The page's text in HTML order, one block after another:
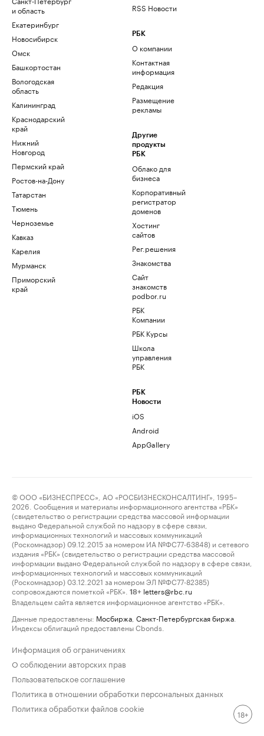
и область
Екатеринбург
Новосибирск
Омск
Башкортостан
Вологодская
область
Калининград
Краснодарский
край
Нижний
Новгород
Пермский край
Ростов-на-Дону
Татарстан
Тюмень
Черноземье
Кавказ
Карелия
Мурманск
Приморский
край
RSS Новости
РБК
О компании
Контактная
информация
Редакция
Размещение
рекламы
Другие
продукты
РБК
Облако для
бизнеса
Корпоративный
регистратор
доменов
Хостинг
сайтов
Рег.решения
Знакомства
Сайт
знакомств
podbor.ru
РБК
Компании
РБК Курсы
Школа
управления
РБК
РБК
Новости
iOS
Android
AppGallery
© ООО «БИЗНЕСПРЕСС», АО «РОСБИЗНЕСКОНСАЛТИНГ», 1995–
2026. Сообщения и материалы информационного агентства «РБК»
(свидетельство о регистрации средства массовой информации
выдано Федеральной службой по надзору в сфере связи,
информационных технологий и массовых коммуникаций
(Роскомнадзор) 09.12.2015 за номером ИА №ФС77-63848) и сетевого
издания «РБК» (свидетельство о регистрации средства массовой
информации выдано Федеральной службой по надзору в сфере связи,
информационных технологий и массовых коммуникаций
(Роскомнадзор) 03.12.2021 за номером ЭЛ №ФС77-82385)
сопровождаются пометкой «РБК».
18+ letters@rbc.ru
Владельцем сайта является информационное агентство «РБК».
Данные предоставлены: Мосбиржа Санкт-Петербургская биржа
Индексы облигаций предоставлены Cbonds.
Информация об ограничениях
О соблюдении авторских прав
Пользовательское соглашение
Политика в отношении обработки персональных данных
Политика обработки файлов cookie
18+